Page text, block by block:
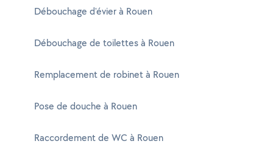
Débouchage d'évier à Rouen
Débouchage de toilettes à Rouen
Remplacement de robinet à Rouen
Pose de douche à Rouen
Raccordement de WC à Rouen